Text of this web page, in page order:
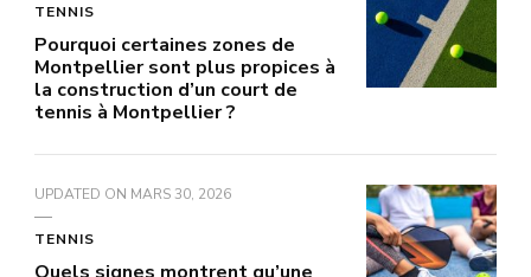
TENNIS
Pourquoi certaines zones de
Montpellier sont plus propices à
la construction d’un court de
tennis à Montpellier ?
UPDATED ON MARS 30, 2026
TENNIS